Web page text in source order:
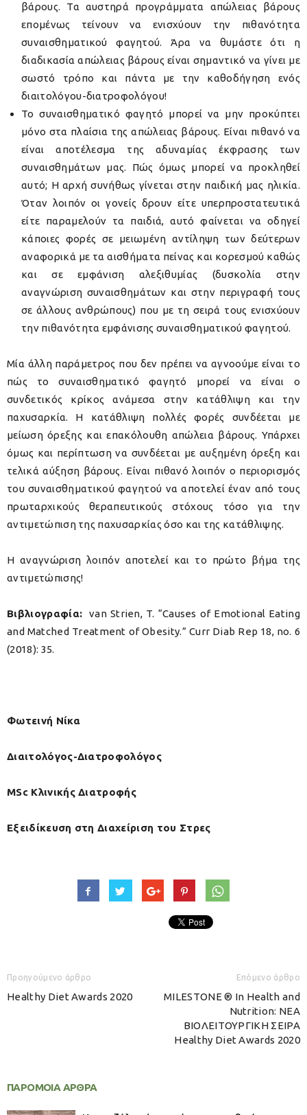
βάρους. Τα αυστηρά προγράμματα απώλειας βάρους
επομένως τείνουν να ενισχύουν την πιθανότητα
συναισθηματικού φαγητού. Άρα να θυμάστε ότι η
διαδικασία απώλειας βάρους είναι σημαντικό να γίνει με
σωστό τρόπο και πάντα με την καθοδήγηση ενός
διαιτολόγου-διατροφολόγου!
Το συναισθηματικό φαγητό μπορεί να μην προκύπτει
μόνο στα πλαίσια της απώλειας βάρους. Είναι πιθανό να
είναι αποτέλεσμα της αδυναμίας έκφρασης των
συναισθημάτων μας. Πώς όμως μπορεί να προκληθεί
αυτό; Η αρχή συνήθως γίνεται στην παιδική μας ηλικία.
Όταν λοιπόν οι γονείς δρουν είτε υπερπροστατευτικά
είτε παραμελούν τα παιδιά, αυτό φαίνεται να οδηγεί
κάποιες φορές σε μειωμένη αντίληψη των δεύτερων
αναφορικά με τα αισθήματα πείνας και κορεσμού καθώς
και σε εμφάνιση αλεξιθυμίας (δυσκολία στην
αναγνώριση συναισθημάτων και στην περιγραφή τους
σε άλλους ανθρώπους) που με τη σειρά τους ενισχύουν
την πιθανότητα εμφάνισης συναισθηματικού φαγητού.
Μία άλλη παράμετρος που δεν πρέπει να αγνοούμε είναι το
πώς το συναισθηματικό φαγητό μπορεί να είναι ο
συνδετικός κρίκος ανάμεσα στην κατάθλιψη και την
παχυσαρκία. Η κατάθλιψη πολλές φορές συνδέεται με
μείωση όρεξης και επακόλουθη απώλεια βάρους. Υπάρχει
όμως και περίπτωση να συνδέεται με αυξημένη όρεξη και
τελικά αύξηση βάρους. Είναι πιθανό λοιπόν ο περιορισμός
του συναισθηματικού φαγητού να αποτελεί έναν από τους
πρωταρχικούς θεραπευτικούς στόχους τόσο για την
αντιμετώπιση της παχυσαρκίας όσο και της κατάθλιψης.
Η αναγνώριση λοιπόν αποτελεί και το πρώτο βήμα της
αντιμετώπισης!
Βιβλιογραφία: van Strien, T. “Causes of Emotional Eating
and Matched Treatment of Obesity.” Curr Diab Rep 18, no. 6
(2018): 35.
Φωτεινή Νίκα
Διαιτολόγος-Διατροφολόγος
MSc Κλινικής Διατροφής
Εξειδίκευση στη Διαχείριση του Στρες
Προηγούμενο άρθρο
Healthy Diet Awards 2020
Επόμενο άρθρο
MILESTONE ® In Health and
Nutrition: ΝΕΑ
ΒΙΟΛΕΙΤΟΥΡΓΙΚΗ ΣΕΙΡΑ
Healthy Diet Awards 2020
ΠΑΡΟΜΟΙΑ ΑΡΘΡΑ